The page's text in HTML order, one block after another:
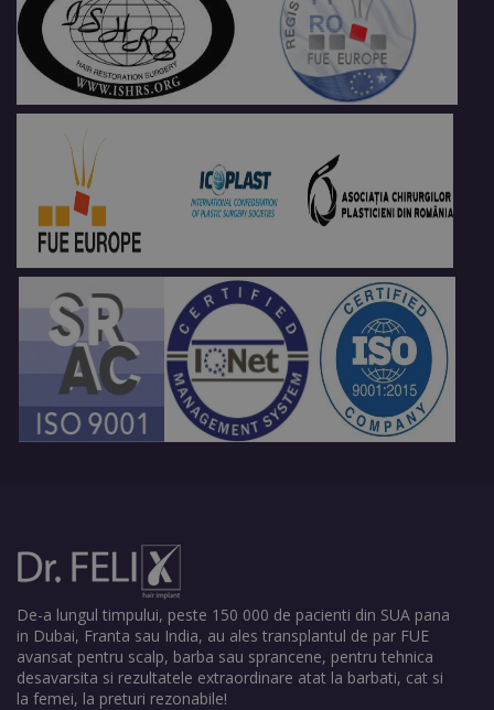
De-a lungul timpului, peste 150 000 de pacienti din SUA pana
in Dubai, Franta sau India, au ales transplantul de par FUE
avansat pentru scalp, barba sau sprancene, pentru tehnica
desavarsita si rezultatele extraordinare atat la barbati, cat si
la femei, la preturi rezonabile!